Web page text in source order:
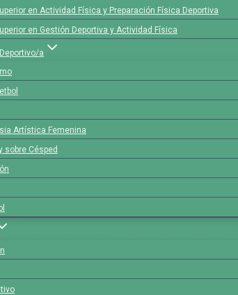
en Actividad Física y Preparación Física Deportiva
en Gestión Deportiva y Actividad Física
a
Artística Femenina
sobre Césped